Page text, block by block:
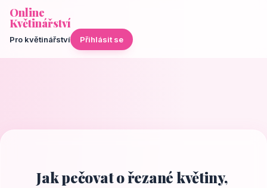
Online
Květinářství
Pro květinářství Přihlásit se
Jak pečovat o řezané květiny,